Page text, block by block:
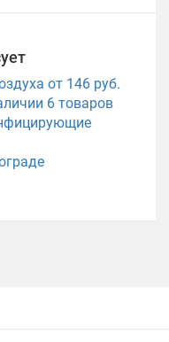
от 146 руб.
6 товаров